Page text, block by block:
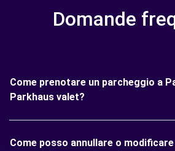
Domande
Come prenotare un parcheggio a
Parkhaus valet?
Come posso annullare o